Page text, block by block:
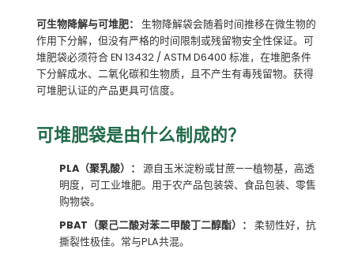
可生物降解与可堆肥： 生物降解袋会随着时间推移在微生物的
作用下分解，但没有严格的时间限制或残留物安全性保证。可
堆肥袋必须符合 EN 13432 / ASTM D6400 标准，在堆肥条件
下分解成水、二氧化碳和生物质，且不产生有毒残留物。获得
可堆肥认证的产品更具可信度。
可堆肥袋是由什么制成的？
PLA（聚乳酸）： 源自玉米淀粉或甘蔗——植物基，高透
明度，可工业堆肥。用于农产品包装袋、食品包装、零售
购物袋。
PBAT（聚己二酸对苯二甲酸丁二醇酯）： 柔韧性好，抗
撕裂性极佳。常与PLA共混。